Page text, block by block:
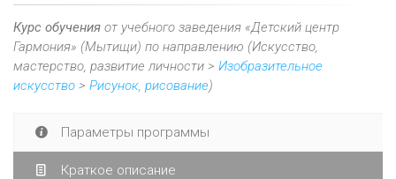
Курс обучения от учебного заведения «Детский центр
Гармония» (Мытищи) по направлению (Искусство,
мастерство, развитие личности > Изобразительное
искусство > Рисунок, рисование)
Параметры программы
Краткое описание